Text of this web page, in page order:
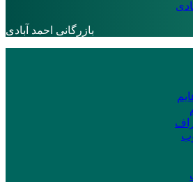
بازرگانی احمد آبادی